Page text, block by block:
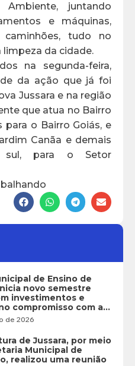
juntando
e máquinas,
caminhões, tudo no
da cidade.
na segunda-feira,
da ação que já foi
Jussara e na região
que atua no Bairro
o Bairro Goiás, e
Canãa e demais
sul, para o Setor
de Ensino de
novo semestre
investimentos e
compromisso com a
de 2026
de Jussara, por meio
Municipal de
realizou uma reunião